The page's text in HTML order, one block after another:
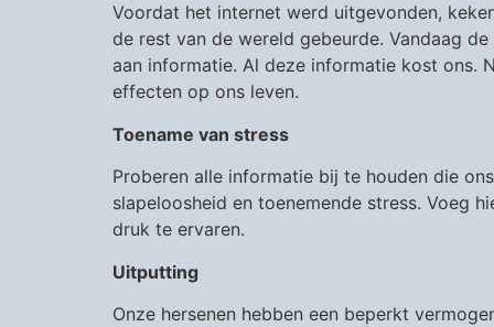
Voordat het internet werd uitgevonden,
de rest van de wereld gebeurde. Vandaag
aan informatie. Al deze informatie kost ons.
effecten op ons leven.
Toename van stress
Proberen alle informatie bij te houden die
slapeloosheid en toenemende stress. Voeg
druk te ervaren.
Uitputting
Onze hersenen hebben een beperkt